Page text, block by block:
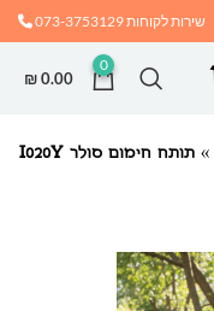
שירות לקוחות073-3753129
0
₪0.00
»
תותח חימום סולר I020Y